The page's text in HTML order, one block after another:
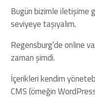
Bugün bizimle iletişime
seviyeye taşıyalım.
Regensburg’de online
zaman şimdi.
İçerikleri kendim
CMS (örneğin